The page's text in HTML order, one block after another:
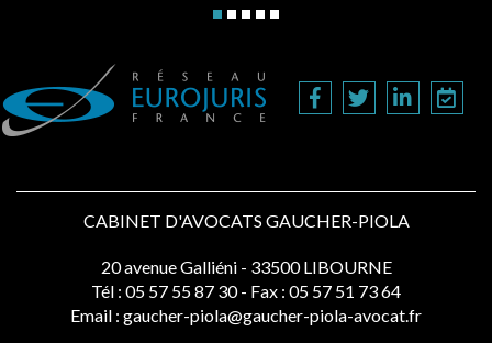
CABINET D'AVOCATS GAUCHER-PIOLA
20 avenue Galliéni - 33500 LIBOURNE
Tél : 05 57 55 87 30 - Fax : 05 57 51 73 64
Email : gaucher-piola@gaucher-piola-avocat.fr